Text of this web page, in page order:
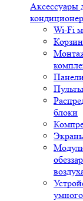
Аксессуары
Wi-Fi
блоки